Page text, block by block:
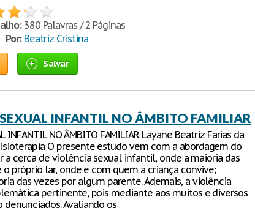
380 Palavras / 2 Páginas
Por: Beatriz Cristina
Salvar
INFANTIL NO ÂMBITO FAMILIAR
INFANTIL NO ÂMBITO FAMILIAR Layane Beatriz Farias da
O presente estudo vem com a abordagem do
a cerca de violência sexual infantil, onde a maioria das
o próprio lar, onde e com quem a criança convive;
das vezes por algum parente. Ademais, a violência
pertinente, pois mediante aos muitos e diversos
denunciados. Avaliando os